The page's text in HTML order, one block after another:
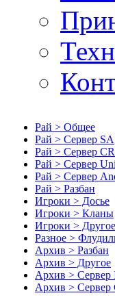
Рай > Общее
Рай > Сервер SA
Рай > Сервер CR
Рай > Сервер
Рай > Сервер
Рай > Разбан
Игроки > Досье
Игроки > Кланы
Игроки > Другое
Разное >
Архив > Разбан
Архив > Другое
Архив > Сервер
Архив > Сервер